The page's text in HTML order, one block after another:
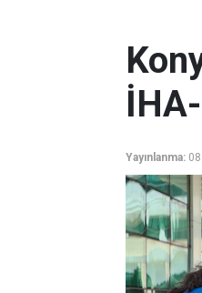
Yayınlanma: